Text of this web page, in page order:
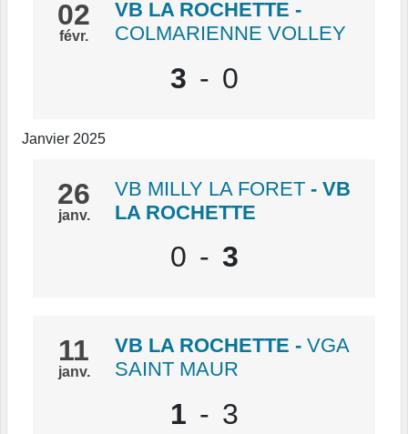
02
févr.
VB LA ROCHETTE -
COLMARIENNE VOLLEY
3 - 0
Janvier 2025
26
janv.
VB MILLY LA FORET - VB
LA ROCHETTE
0 - 3
11
janv.
VB LA ROCHETTE - VGA
SAINT MAUR
1 - 3